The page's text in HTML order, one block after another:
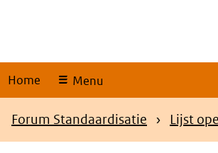
Home Menu
Kruimelpad
Forum Standaardisatie Lijst